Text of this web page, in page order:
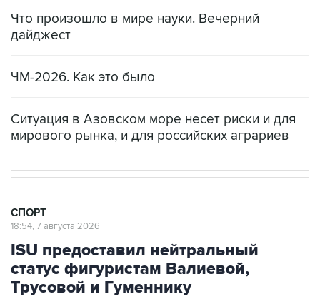
Что произошло в мире науки. Вечерний
дайджест
ЧМ-2026. Как это было
Ситуация в Азовском море несет риски и для
мирового рынка, и для российских аграриев
СПОРТ
18:54, 7 августа 2026
ISU предоставил нейтральный
статус фигуристам Валиевой,
Трусовой и Гуменнику